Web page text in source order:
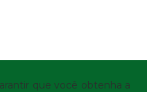
que você obtenha a